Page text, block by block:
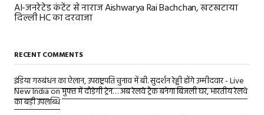
AI-जनरेटेड कंटेंट से नाराज Aishwarya Rai Bachchan, खटखटाया
दिल्ली HC का दरवाजा
RECENT COMMENTS
इंडिया गठबंधन का ऐलान, उपराष्ट्रपति चुनाव में बी. सुदर्शन रेड्डी होंगे उम्मीदवार - Live
New Indiaonमुफ्त में दौड़ेगी ट्रेन… अब रेलवे ट्रैक बनेगा बिजली घर, भारतीय रेलवे
का बड़ी उपलब्धि